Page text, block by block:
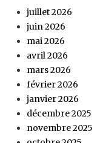
juillet 2026
juin 2026
mai 2026
avril 2026
mars 2026
février 2026
janvier 2026
décembre 2025
novembre 2025